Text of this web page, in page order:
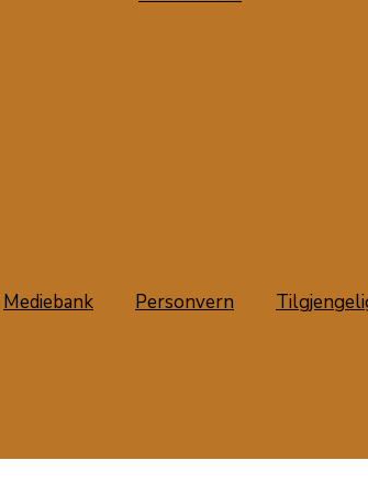
Mediebank Personvern